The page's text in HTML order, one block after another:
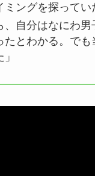
ミングを探ってい
、自分はなにわ
たとわかる。でも